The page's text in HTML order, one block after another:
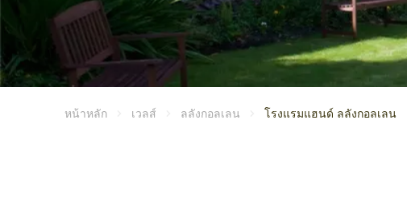
หน้าหลัก เวลส์ ลลังกอลเลน โรงแรมแฮนด์ ลลังกอลเลน